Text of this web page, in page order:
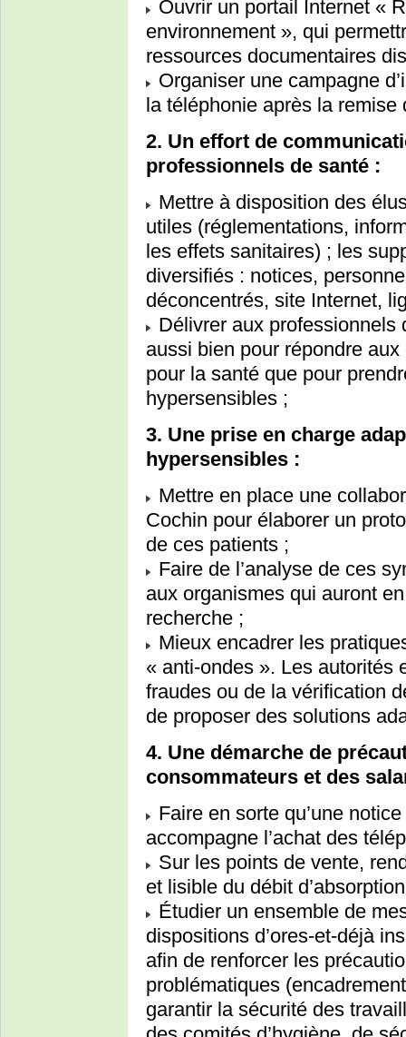
Ouvrir un portail Internet «
environnement », qui
ressources documentaires
Organiser une campagne
la téléphonie après la remise
2. Un effort de
professionnels de santé :
Mettre à disposition des
utiles (réglementations,
les effets sanitaires) ; les
diversifiés : notices,
déconcentrés, site Internet,
Délivrer aux professionnels
aussi bien pour répondre
pour la santé que pour
hypersensibles ;
3. Une prise en charge
hypersensibles :
Mettre en place une
Cochin pour élaborer un
de ces patients ;
Faire de l’analyse de ces
aux organismes qui auront
recherche ;
Mieux encadrer les
« anti-ondes ». Les autorités
fraudes ou de la vérification
de proposer des solutions
4. Une démarche de
consommateurs et des
Faire en sorte qu’une
accompagne l’achat des
Sur les points de vente,
et lisible du débit
Étudier un ensemble de
dispositions d’ores-et-déjà
afin de renforcer les
problématiques
garantir la sécurité des